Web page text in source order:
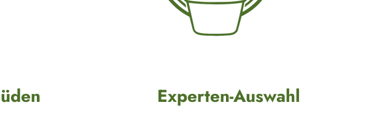
Experten-Auswahl